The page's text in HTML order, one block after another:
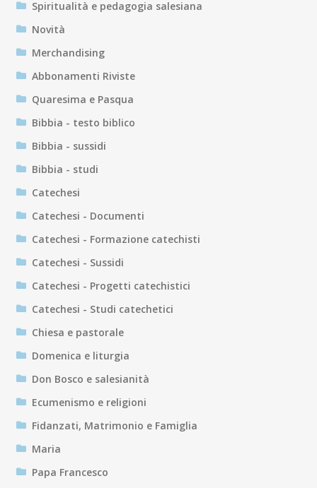
Spiritualità e pedagogia salesiana
Novità
Merchandising
Abbonamenti Riviste
Quaresima e Pasqua
Bibbia - testo biblico
Bibbia - sussidi
Bibbia - studi
Catechesi
Catechesi - Documenti
Catechesi - Formazione catechisti
Catechesi - Sussidi
Catechesi - Progetti catechistici
Catechesi - Studi catechetici
Chiesa e pastorale
Domenica e liturgia
Don Bosco e salesianità
Ecumenismo e religioni
Fidanzati, Matrimonio e Famiglia
Maria
Papa Francesco